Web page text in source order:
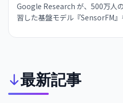
Google Research が、500万人
習した基盤モデル『SensorFM
し、35個のベンチマークのうち
最新記事